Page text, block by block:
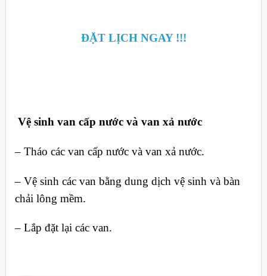
ĐẶT LỊCH NGAY !!!
Vệ sinh van cấp nước và van xả nước
– Tháo các van cấp nước và van xả nước.
– Vệ sinh các van bằng dung dịch vệ sinh và bàn
chải lông mềm.
– Lắp đặt lại các van.